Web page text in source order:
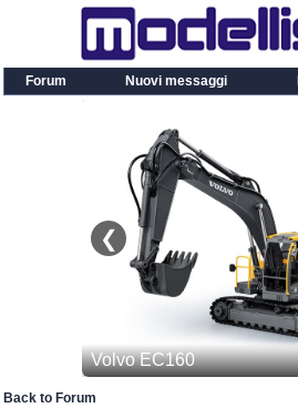
Forum Nuovi messaggi
Back to Forum